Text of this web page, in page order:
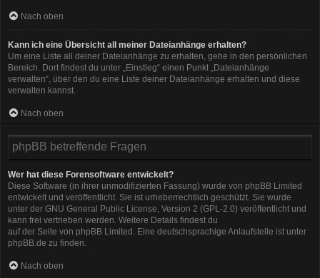
Nach oben
Kann ich eine Übersicht all meiner Dateianhänge erhalten?
Um eine Liste all deiner Dateianhänge zu erhalten, gehe in den persönlichen
Bereich. Dort findest du unter „Einstieg“ einen Punkt „Dateianhänge
verwalten“, über den du eine Liste deiner Dateianhänge erhalten und diese
verwalten kannst.
Nach oben
phpBB betreffende Fragen
Wer hat diese Forensoftware entwickelt?
Diese Software (in ihrer unmodifizierten Fassung) wurde von phpBB Limited
entwickelt und veröffentlicht. Sie ist urheberrechtlich geschützt. Sie wurde
unter der GNU General Public License, Version 2 (GPL-2.0) veröffentlicht und
kann frei vertrieben werden. Weitere Details findest du
auf der Seite von phpBB Limited . Eine deutschsprachige Anlaufstelle ist unter
phpBB.de zu finden.
Nach oben